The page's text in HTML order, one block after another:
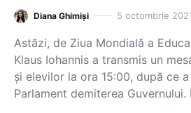
Diana Ghimiși 5 octombrie
Astăzi, de Ziua Mondială a
Klaus Iohannis a transmis un
și elevilor la ora 15:00, după ce
Parlament demiterea Guvernului.